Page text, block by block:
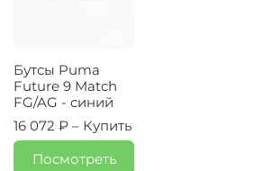
Бутсы Puma
Future 9 Match
FG/AG - синий
16 072 ₽ – Купить
Посмотреть